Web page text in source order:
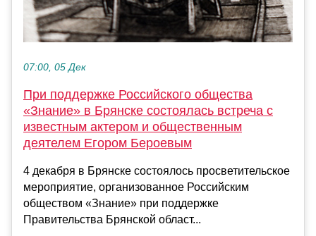
07:00, 05 Дек
При поддержке Российского общества
«Знание» в Брянске состоялась встреча с
известным актером и общественным
деятелем Егором Бероевым
4 декабря в Брянске состоялось просветительское
мероприятие, организованное Российским
обществом «Знание» при поддержке
Правительства Брянской област...